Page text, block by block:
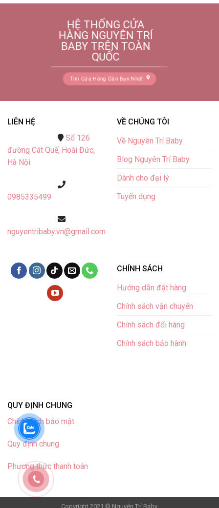
HỆ THỐNG CỬA
HÀNG NGUYÊN TRÍ
BABY TRÊN TOÀN
QUỐC
Tìm Cửa Hàng Gần Bạn Nhất
LIÊN HỆ
Số 126
đường Cát Quế, Hoài Đức,
Hà Nội.
0985335499
nguyentribaby.vn@gmail.com
VỀ CHÚNG TÔI
Về Nguyên Trí Baby
Blog Nguyên Trí Baby
Dành cho đại lý
Tuyển dụng
CHÍNH SÁCH
Hướng dẫn đặt hàng
Chính sách vận chuyển
Chính sách đổi hàng
Chính sách bảo hành
QUY ĐỊNH CHUNG
Chính sách bảo mật
Quy định chung
Phương thức thanh toán
Copyright 2021 © Nguyên Trí Baby.